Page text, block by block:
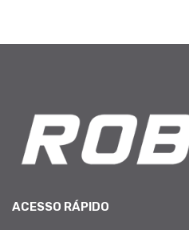
ACESSO RÁPIDO